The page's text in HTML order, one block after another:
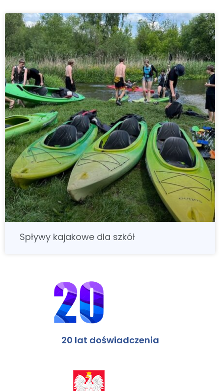
Spływy kajakowe dla szkół
20 lat doświadczenia